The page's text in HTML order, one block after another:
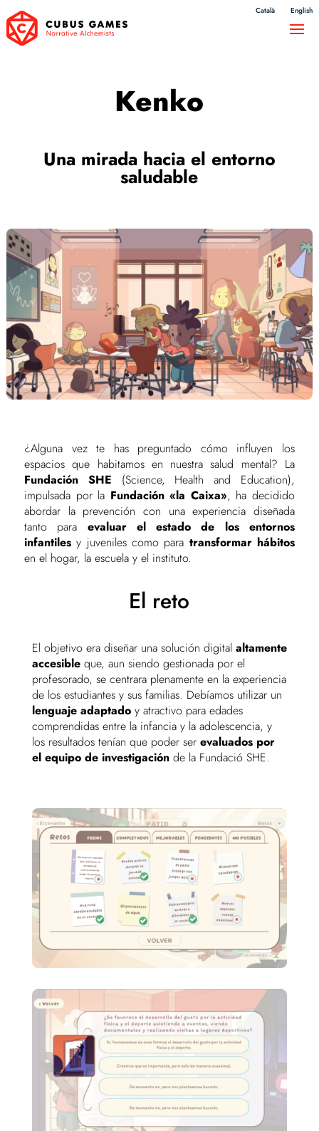
Català English
Kenko
Una mirada hacia el entorno
saludable
¿Alguna vez te has preguntado cómo influyen los
espacios que habitamos en nuestra salud mental? La
Fundación SHE (Science, Health and Education),
impulsada por la Fundación «la Caixa», ha decidido
abordar la prevención con una experiencia diseñada
tanto para evaluar el estado de los entornos
infantilesy juveniles como para transformar hábitos
en el hogar, la escuela y el instituto.
El reto
El objetivo era diseñar una solución digital altamente
accesibleque, aun siendo gestionada por el
profesorado, se centrara plenamente en la experiencia
de los estudiantes y sus familias. Debíamos utilizar un
lenguaje adaptadoy atractivo para edades
comprendidas entre la infancia y la adolescencia, y
los resultados tenían que poder serevaluados por
el equipo de investigaciónde la Fundació SHE.